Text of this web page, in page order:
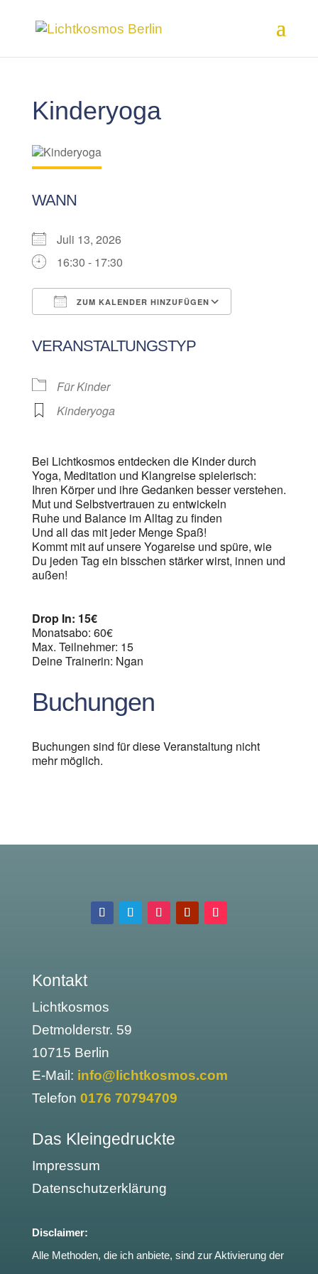
Kinderyoga
WANN
Juli 13, 2026
16:30 - 17:30
ZUM KALENDER HINZUFÜGEN
VERANSTALTUNGSTYP
Für Kinder
Kinderyoga
Bei Lichtkosmos entdecken die Kinder durch
Yoga, Meditation und Klangreise spielerisch:
Ihren Körper und ihre Gedanken besser verstehen.
Mut und Selbstvertrauen zu entwickeln
Ruhe und Balance im Alltag zu finden
Und all das mit jeder Menge Spaß!
Kommt mit auf unsere Yogareise und spüre, wie
Du jeden Tag ein bisschen stärker wirst, innen und
außen!
Drop In: 15€
Monatsabo: 60€
Max. Teilnehmer: 15
Deine Trainerin: Ngan
Buchungen
Buchungen sind für diese Veranstaltung nicht
mehr möglich.
Kontakt
Lichtkosmos
Detmolderstr. 59
10715 Berlin
E-Mail: info@lichtkosmos.com
Telefon 0176 70794709
Das Kleingedruckte
Impressum
Datenschutzerklärung
Disclaimer:
Alle Methoden, die ich anbiete, sind zur Aktivierung der